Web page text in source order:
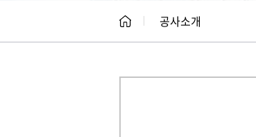
공사소개